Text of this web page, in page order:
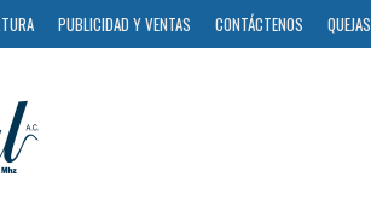
PUBLICIDAD Y VENTAS CONTÁCTENOS QUEJAS